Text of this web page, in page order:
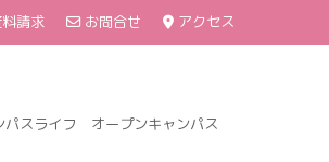
請求 お問合せ アクセス
パスライフ オープンキャンパス